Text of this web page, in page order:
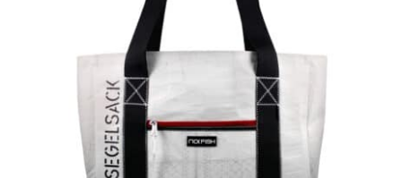
Händler
Segelankauf
Über uns